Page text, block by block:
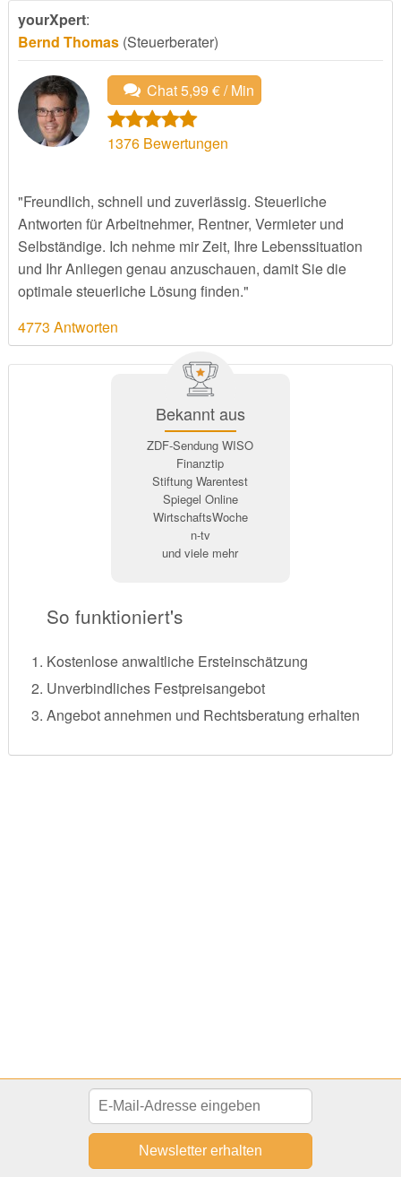
yourXpert:
Bernd Thomas(Steuerberater)
Chat 5,99 € / Min
1376Bewertungen
"Freundlich, schnell und zuverlässig. Steuerliche
Antworten für Arbeitnehmer, Rentner, Vermieter und
Selbständige. Ich nehme mir Zeit, Ihre Lebenssituation
und Ihr Anliegen genau anzuschauen, damit Sie die
optimale steuerliche Lösung finden."
4773 Antworten
Bekannt aus
ZDF-Sendung WISO
Finanztip
Stiftung Warentest
Spiegel Online
WirtschaftsWoche
n-tv
und viele mehr
So funktioniert's
Kostenlose anwaltliche Ersteinschätzung
Unverbindliches Festpreisangebot
Angebot annehmen und Rechtsberatung erhalten